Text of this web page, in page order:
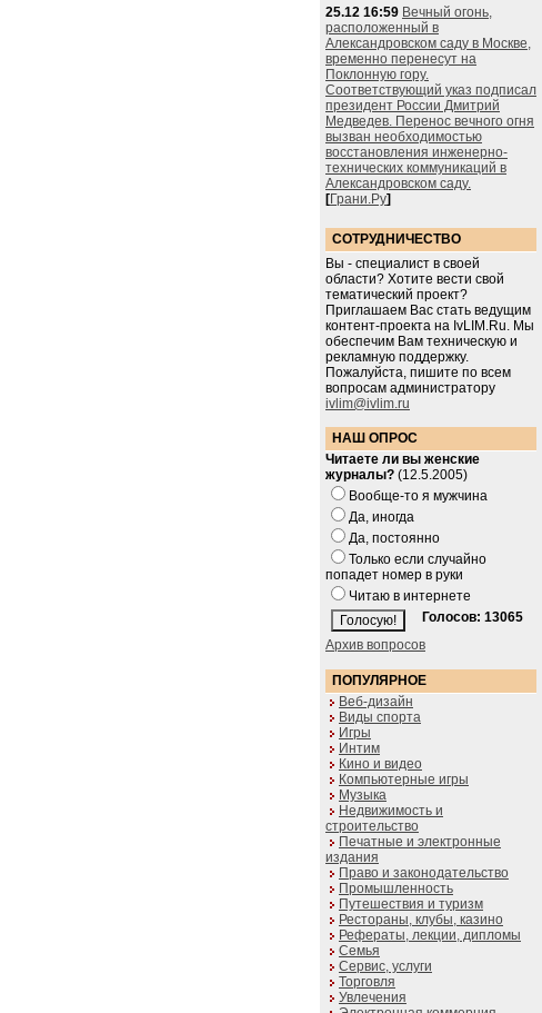
25.12 16:59 Вечный огонь,
расположенный в
Александровском саду в Москве,
временно перенесут на
Поклонную гору.
Соответствующий указ подписал
президент России Дмитрий
Медведев. Перенос вечного огня
вызван необходимостью
восстановления инженерно-
технических коммуникаций в
Александровском саду.
[Грани.Ру]
СОТРУДНИЧЕСТВО
Вы - специалист в своей
области? Хотите вести свой
тематический проект?
Приглашаем Вас стать ведущим
контент-проекта на IvLIM.Ru. Мы
обеспечим Вам техническую и
рекламную поддержку.
Пожалуйста, пишите по всем
вопросам администратору
ivlim@ivlim.ru
НАШ ОПРОС
Читаете ли вы женские
журналы? (12.5.2005)
Вообще-то я мужчина
Да, иногда
Да, постоянно
Только если случайно
попадет номер в руки
Читаю в интернете
Голосов: 13065
Архив вопросов
ПОПУЛЯРНОЕ
Веб-дизайн
Виды спорта
Игры
Интим
Кино и видео
Компьютерные игры
Музыка
Недвижимость и
строительство
Печатные и электронные
издания
Право и законодательство
Промышленность
Путешествия и туризм
Рестораны, клубы, казино
Рефераты, лекции, дипломы
Семья
Сервис, услуги
Торговля
Увлечения